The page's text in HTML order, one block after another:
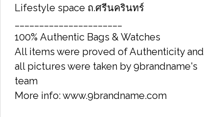
Lifestyle space ถ.ศรีนครินทร์
100% Authentic Bags & Watches
All items were proved of Authenticity and
all pictures were taken by 9brandname's
team
More info: www.9brandname.com